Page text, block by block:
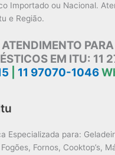
Importado ou Nacional.
e Região.
PARA
EM ITU: 11
11 97070-1046
Especializada para:
Fornos, Cooktop’s,